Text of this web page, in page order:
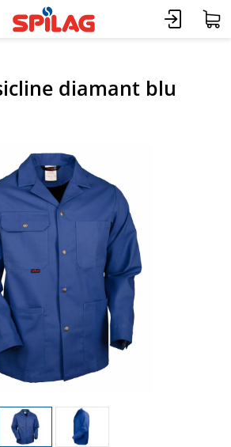
diamant blu